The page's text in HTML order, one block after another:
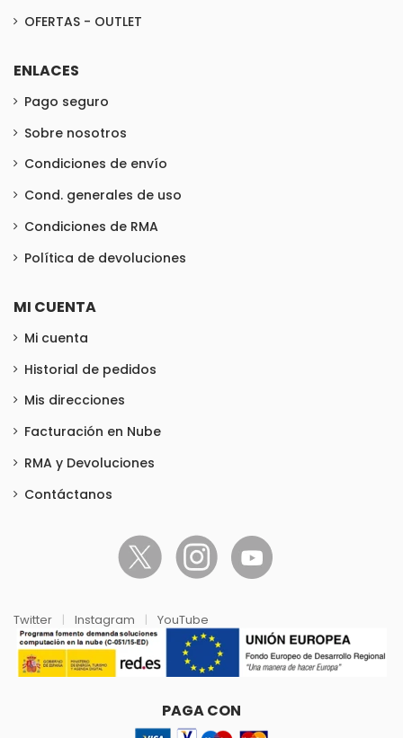
OFERTAS - OUTLET
ENLACES
Pago seguro
Sobre nosotros
Condiciones de envío
Cond. generales de uso
Condiciones de RMA
Política de devoluciones
MI CUENTA
Mi cuenta
Historial de pedidos
Mis direcciones
Facturación en Nube
RMA y Devoluciones
Contáctanos
Twitter | Instagram | YouTube
PAGA CON